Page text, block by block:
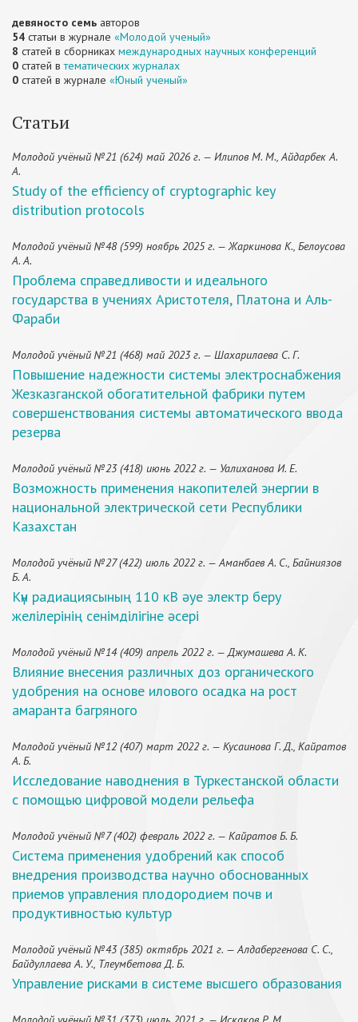
девяносто семь авторов
54 статьи в журнале «Молодой ученый»
8 статей в сборниках международных научных конференций
0 статей втематических журналах
0 статей в журнале «Юный ученый»
Статьи
Молодой учёный №21 (624) май 2026 г. — Илипов М. М., Айдарбек А.
А.
Study of the efficiency of cryptographic key
distribution protocols
Молодой учёный №48 (599) ноябрь 2025 г. — Жаркинова К., Белоусова
А. А.
Проблема справедливости и идеального
государства в учениях Аристотеля, Платона и Аль-
Фараби
Молодой учёный №21 (468) май 2023 г. — Шахарилаева С. Г.
Повышение надежности системы электроснабжения
Жезказганской обогатительной фабрики путем
совершенствования системы автоматического ввода
резерва
Молодой учёный №23 (418) июнь 2022 г. — Уалиханова И. Е.
Возможность применения накопителей энергии в
национальной электрической сети Республики
Казахстан
Молодой учёный №27 (422) июль 2022 г. — Аманбаев А. С., Байниязов
Б. А.
Күн радиациясының 110 кВ әуе электр беру
желілерінің сенімділігіне әсері
Молодой учёный №14 (409) апрель 2022 г. — Джумашева А. К.
Влияние внесения различных доз органического
удобрения на основе илового осадка на рост
амаранта багряного
Молодой учёный №12 (407) март 2022 г. — Кусаинова Г. Д., Кайратов
А. Б.
Исследование наводнения в Туркестанской области
с помощью цифровой модели рельефа
Молодой учёный №7 (402) февраль 2022 г. — Кайратов Б. Б.
Система применения удобрений как способ
внедрения производства научно обоснованных
приемов управления плодородием почв и
продуктивностью культур
Молодой учёный №43 (385) октябрь 2021 г. — Алдабергенова С. С.,
Байдуллаева А. У., Тлеумбетова Д. Б.
Управление рисками в системе высшего образования